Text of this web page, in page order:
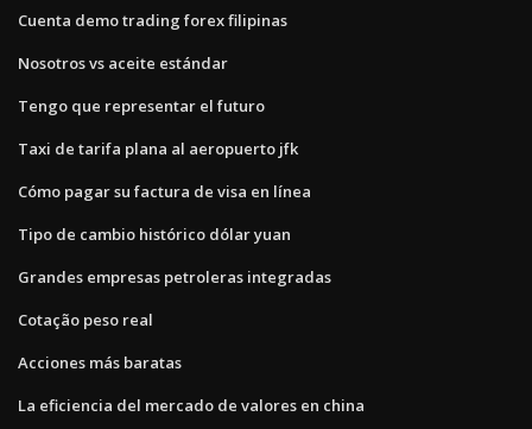
Cuenta demo trading forex filipinas
Nosotros vs aceite estándar
Tengo que representar el futuro
Taxi de tarifa plana al aeropuerto jfk
Cómo pagar su factura de visa en línea
Tipo de cambio histórico dólar yuan
Grandes empresas petroleras integradas
Cotação peso real
Acciones más baratas
La eficiencia del mercado de valores en china